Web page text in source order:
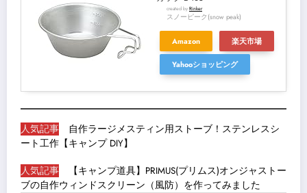
created byRinker
スノーピーク(snow peak)
Amazon 楽天市場
Yahooショッピング
人気記事
自作ラージメスティン用ストーブ！ステンレスシ
ート工作【キャンプ DIY】
人気記事
【キャンプ道具】PRIMUS(プリムス)オンジャストー
ブの自作ウィンドスクリーン（風防）を作ってみました